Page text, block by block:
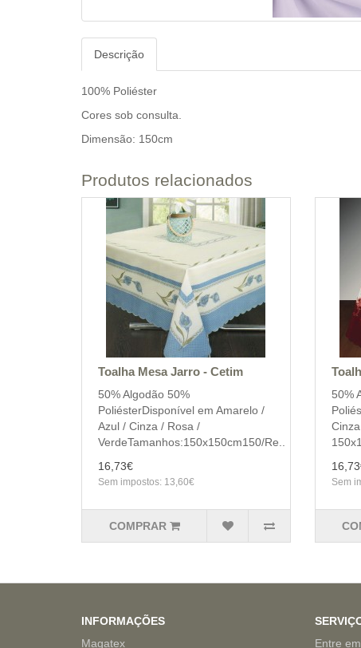
Descrição
100% Poliéster
Cores sob consulta.
Dimensão: 150cm
Produtos relacionados
Toalha Mesa Jarro - Cetim
50% Algodão 50%
PoliésterDisponível em Amarelo /
Azul / Cinza / Rosa /
VerdeTamanhos:150x150cm150/Re..
16,73€
Sem impostos: 13,60€
COMPRAR
50%
Sem
INFORMAÇÕES
Magatex
Entre